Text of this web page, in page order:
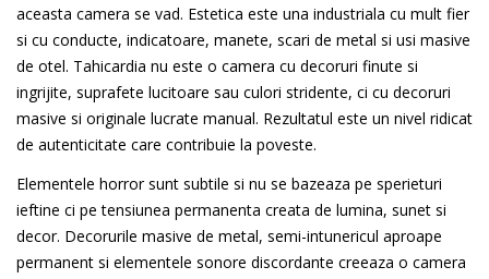
aceasta camera se vad. Estetica este una industriala cu mult fier
si cu conducte, indicatoare, manete, scari de metal si usi masive
de otel. Tahicardia nu este o camera cu decoruri finute si
ingrijite, suprafete lucitoare sau culori stridente, ci cu decoruri
masive si originale lucrate manual. Rezultatul este un nivel ridicat
de autenticitate care contribuie la poveste.
Elementele horror sunt subtile si nu se bazeaza pe sperieturi
ieftine ci pe tensiunea permanenta creata de lumina, sunet si
decor. Decorurile masive de metal, semi-intunericul aproape
permanent si elementele sonore discordante creeaza o camera